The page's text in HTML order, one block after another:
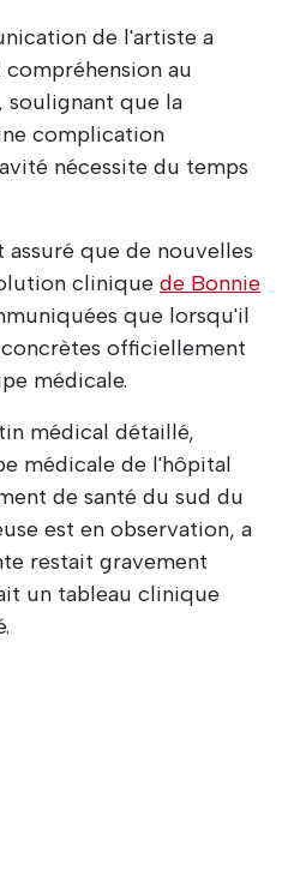
de l'artiste a
au
soulignant que la
complication
nécessite du temps
assuré que de nouvelles
clinique de Bonnie
que lorsqu'il
officiellement
médicale.
médical détaillé,
médicale de l'hôpital
de santé du sud du
est en observation, a
restait gravement
un tableau clinique